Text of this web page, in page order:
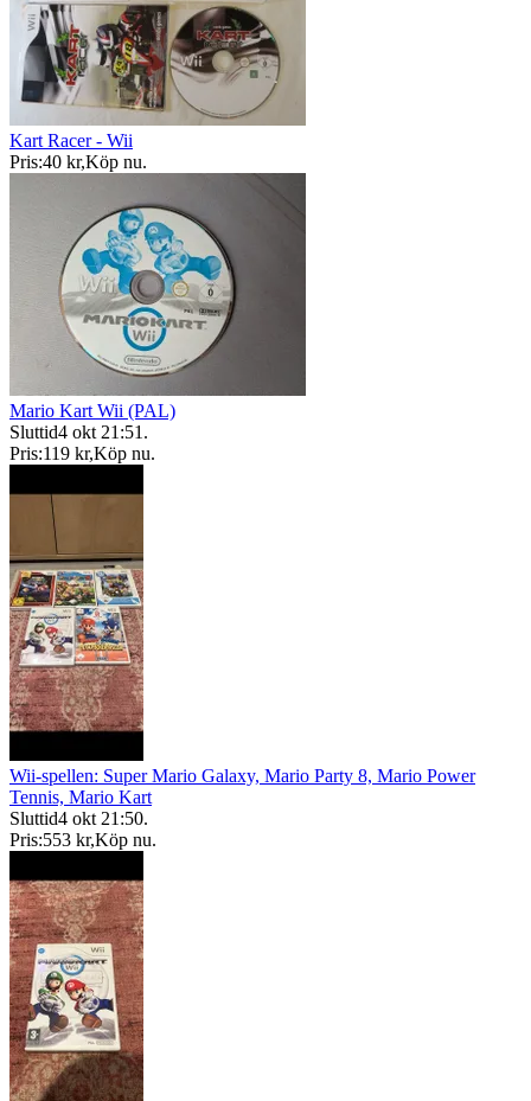
Kart Racer - Wii
Pris:40 kr,Köp nu.
Mario Kart Wii (PAL)
Sluttid4 okt 21:51 .
Pris:119 kr,Köp nu.
Wii-spellen: Super Mario Galaxy, Mario Party 8, Mario Power
Tennis, Mario Kart
Sluttid4 okt 21:50.
Pris:553 kr,Köp nu.